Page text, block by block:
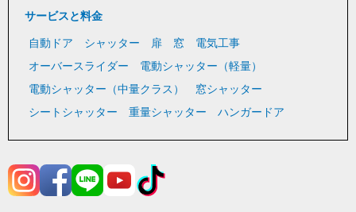
サービスと料金
自動ドア シャッター 扉 窓
電気工事
オーバースライダー
電動シャッター（軽量）
電動シャッター（中量クラス）
窓シャッター
シートシャッター
重量シャッター ハンガードア